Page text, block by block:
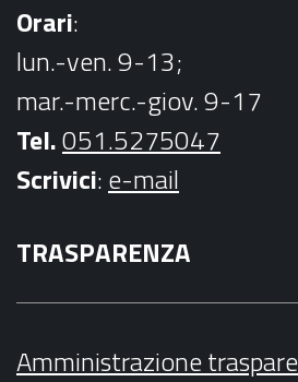
Orari:
lun.-ven. 9-13;
mar.-merc.-giov. 9-17
Tel.051.5275047
Scrivici:e-mail
TRASPARENZA
Amministrazione